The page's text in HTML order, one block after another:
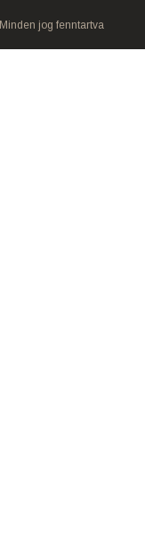
Minden jog fenntartva